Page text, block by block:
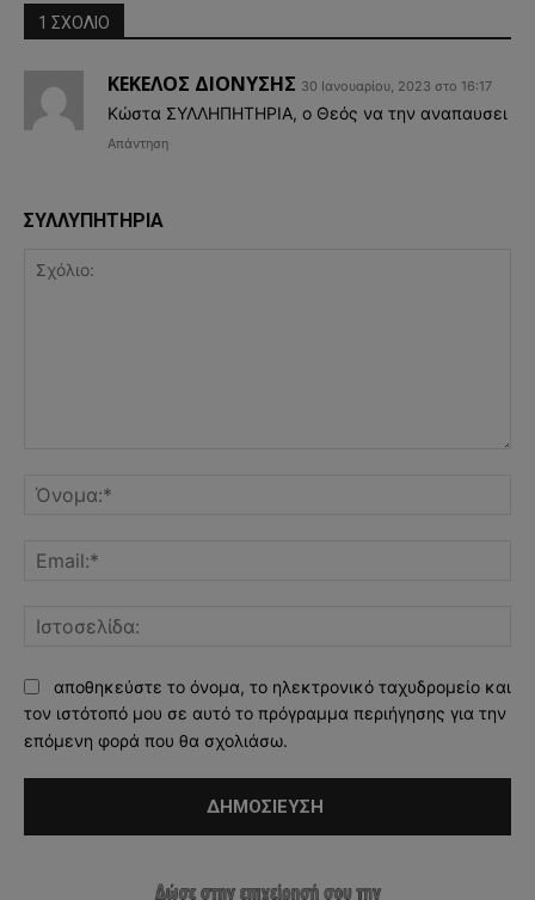
1 ΣΧΟΛΙΟ
ΚΕΚΕΛΟΣ ΔΙΟΝΥΣΗΣ 30 Ιανουαρίου, 2023 στο 16:17
Κώστα ΣΥΛΛΗΠΗΤΗΡΙΑ, ο Θεός να την αναπαυσει
Απάντηση
ΣΥΛΛΥΠΗΤΗΡΙΑ
αποθηκεύστε το όνομα, το ηλεκτρονικό ταχυδρομείο και
τον ιστότοπό μου σε αυτό το πρόγραμμα περιήγησης για την
επόμενη φορά που θα σχολιάσω.